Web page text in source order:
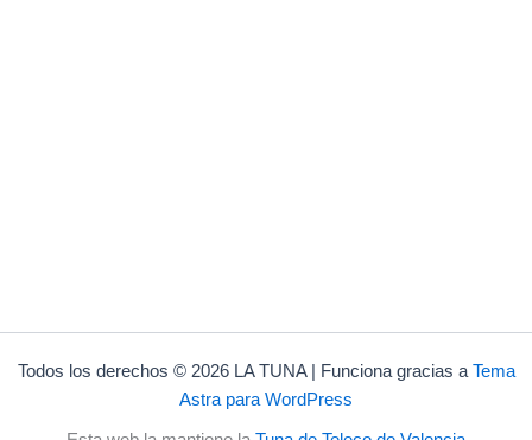
Todos los derechos © 2026 LA TUNA | Funciona gracias a Tema
Astra para WordPress